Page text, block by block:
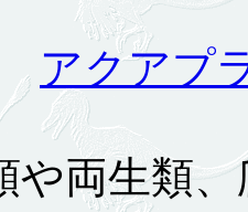
アクアプ
両生類、